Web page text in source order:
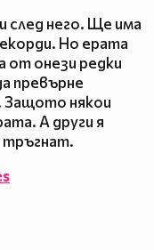
него. Ще има
Но ерата
от онези редки
превърне
Защото някои
А други я
тръгнат.